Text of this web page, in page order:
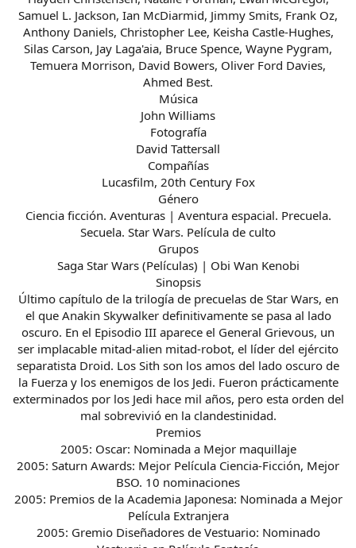
Samuel L. Jackson, Ian McDiarmid, Jimmy Smits, Frank Oz,
Anthony Daniels, Christopher Lee, Keisha Castle-Hughes,
Silas Carson, Jay Laga'aia, Bruce Spence, Wayne Pygram,
Temuera Morrison, David Bowers, Oliver Ford Davies,
Ahmed Best.
Música
John Williams
Fotografía
David Tattersall
Compañías
Lucasfilm, 20th Century Fox
Género
Ciencia ficción. Aventuras | Aventura espacial. Precuela.
Secuela. Star Wars. Película de culto
Grupos
Saga Star Wars (Películas) | Obi Wan Kenobi
Sinopsis
Último capítulo de la trilogía de precuelas de Star Wars, en
el que Anakin Skywalker definitivamente se pasa al lado
oscuro. En el Episodio III aparece el General Grievous, un
ser implacable mitad-alien mitad-robot, el líder del ejército
separatista Droid. Los Sith son los amos del lado oscuro de
la Fuerza y los enemigos de los Jedi. Fueron prácticamente
exterminados por los Jedi hace mil años, pero esta orden del
mal sobrevivió en la clandestinidad.
Premios
2005: Oscar: Nominada a Mejor maquillaje
2005: Saturn Awards: Mejor Película Ciencia-Ficción, Mejor
BSO. 10 nominaciones
2005: Premios de la Academia Japonesa: Nominada a Mejor
Película Extranjera
2005: Gremio Diseñadores de Vestuario: Nominado